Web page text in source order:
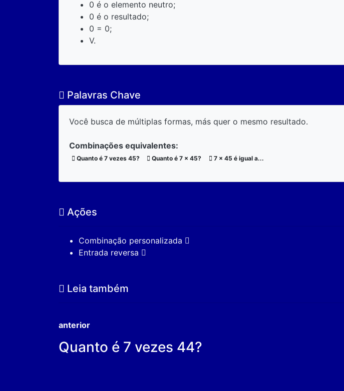
0 é o elemento neutro;
0 é o resultado;
0 = 0;
V.
Palavras Chave
Você busca de múltiplas formas, más quer o mesmo resultado.
Combinações equivalentes:
Quanto é 7 vezes 45? Quanto é 7 x 45? 7 x 45 é igual a...
Ações
Combinação personalizada
Entrada reversa
Leia também
anterior
Quanto é 7 vezes 44?